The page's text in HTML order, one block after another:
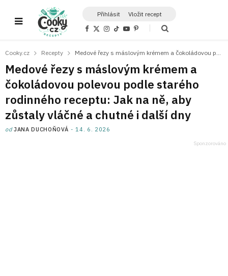
Přihlásit Vložit recept
F
b
o
k
X
i
t
e
r
)
I
a
a
m
T
o
Y
u
e
P
e
e
s
t
Cooky.cz Recepty
Medové řezy s máslovým krémem a
čokoládovou polevou podle starého
rodinného receptu: Jak na ně, aby
zůstaly vláčné a chutné i další dny
odJANA DUCHOŇOVÁ 14. 6. 2026